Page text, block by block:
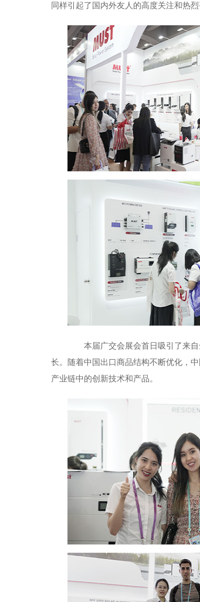
同样引起了国内外友人的高度关注和热烈
本届广交会展会首日吸引了来自
长。随着中国出口商品结构不断优化，
产业链中的创新技术和产品。